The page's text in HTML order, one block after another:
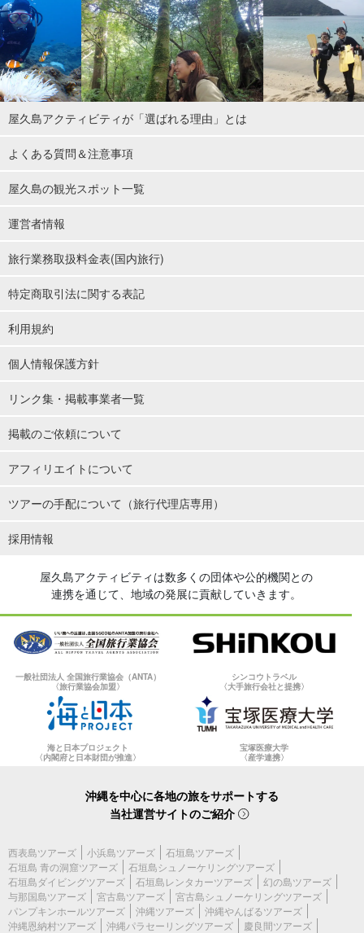
屋久島アクティビティが「選ばれる理由」とは
よくある質問＆注意事項
屋久島の観光スポット一覧
運営者情報
旅行業務取扱料金表(国内旅行)
特定商取引法に関する表記
利用規約
個人情報保護方針
リンク集・掲載事業者一覧
掲載のご依頼について
アフィリエイトについて
ツアーの手配について（旅行代理店専用）
採用情報
屋久島アクティビティは数多くの団体や公的機関との
連携を通じて、地域の発展に貢献していきます。
一般社団法人 全国旅行業協会（ANTA）
〈旅行業協会加盟〉
シンコウトラベル
〈大手旅行会社と提携〉
海と日本プロジェクト
〈内閣府と日本財団が推進〉
宝塚医療大学
〈産学連携〉
沖縄を中心に各地の旅をサポートする
当社運営サイトのご紹介
西表島ツアーズ 小浜島ツアーズ
石垣島ツアーズ
石垣島 青の洞窟ツアーズ
石垣島シュノーケリングツアーズ
石垣島ダイビングツアーズ
石垣島レンタカーツアーズ
幻の島ツアーズ
与那国島ツアーズ
宮古島ツアーズ
宮古島シュノーケリングツアーズ
パンプキンホールツアーズ
沖縄ツアーズ
沖縄やんばるツアーズ
沖縄恩納村ツアーズ
沖縄パラセーリングツアーズ 慶良間ツアーズ